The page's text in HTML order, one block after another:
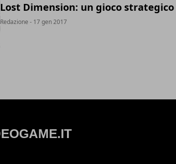
Lost Dimension: un gioco strategico
Redazione - 17 gen 2017